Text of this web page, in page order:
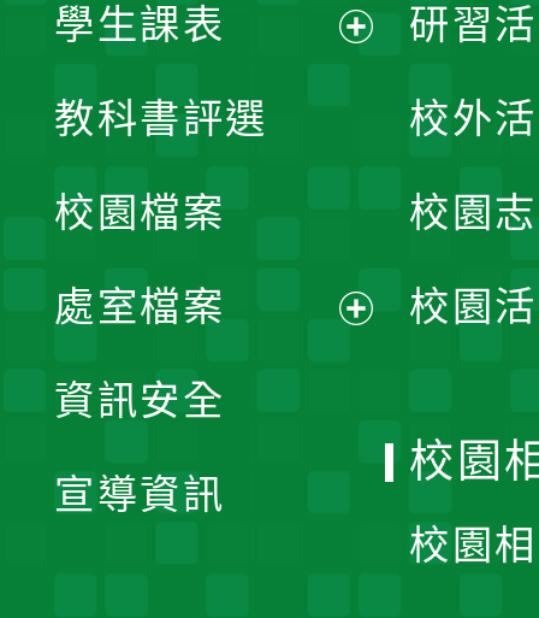
學生課表
單
教科書評選
校園檔案
處室檔案
資訊安全
宣導資訊
研習
校外
校園
校園
校園
校園